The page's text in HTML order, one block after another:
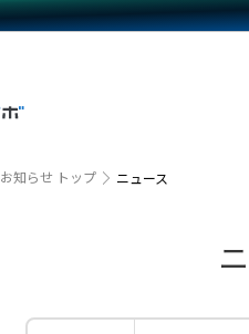
越境EC（海外販売）
売上につながる集客
顧客ロイヤリティを向上
開発・API連携代行
お知らせ トップ ニュース